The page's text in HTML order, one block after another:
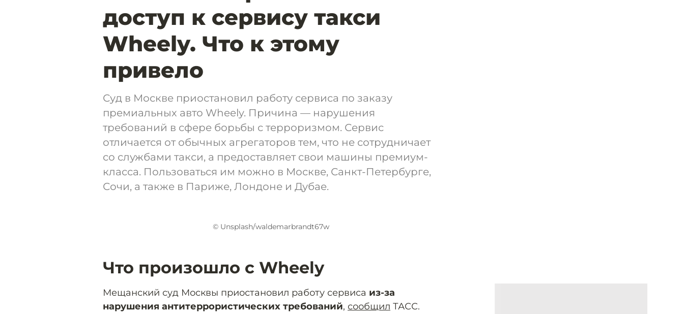
доступ к сервису такси
Wheely. Что к этому
привело
Суд в Москве приостановил работу сервиса по заказу
премиальных авто Wheely. Причина — нарушения
требований в сфере борьбы с терроризмом. Сервис
отличается от обычных агрегаторов тем, что не сотрудничает
со службами такси, а предоставляет свои машины премиум-
класса. Пользоваться им можно в Москве, Санкт-Петербурге,
Сочи, а также в Париже, Лондоне и Дубае.
© Unsplash/waldemarbrandt67w
Что произошло с Wheely
Мещанский суд Москвы приостановил работу сервиса из-за
нарушения антитеррористических требований, сообщил ТАСС.